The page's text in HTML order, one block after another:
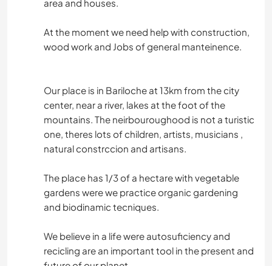
area and houses.
At the moment we need help with construction,
wood work and Jobs of general manteinence.
Our place is in Bariloche at 13km from the city
center, near a river, lakes at the foot of the
mountains. The neirbouroughood is not a turistic
one, theres lots of children, artists, musicians ,
natural constrccion and artisans.
The place has 1/3 of a hectare with vegetable
gardens were we practice organic gardening
and biodinamic tecniques.
We believe in a life were autosuficiency and
recicling are an important tool in the present and